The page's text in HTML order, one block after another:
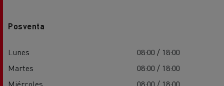
Posventa
Lunes
08:00 / 18:00
Martes
08:00 / 18:00
Miércoles
08:00 / 18:00